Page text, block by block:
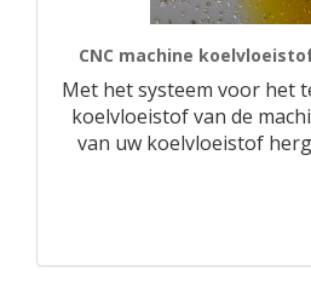
CNC machine
Met het systeem voor het
koelvloeistof van de
van uw koelvloeistof